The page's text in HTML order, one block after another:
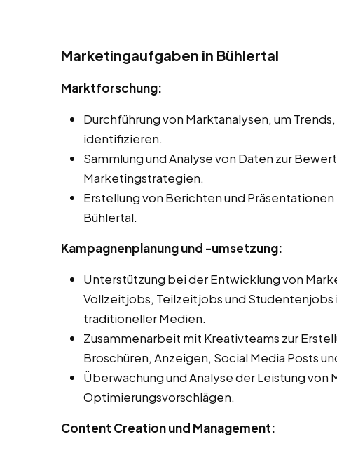
Marketingaufgaben in Bühlertal
Marktforschung:
Durchführung von Marktanalysen, um
identifizieren.
Sammlung und Analyse von Daten zur
Marketingstrategien.
Erstellung von Berichten und
Bühlertal.
Kampagnenplanung und -umsetzung:
Unterstützung bei der Entwicklung von
Vollzeitjobs, Teilzeitjobs und Studentenjobs
traditioneller Medien.
Zusammenarbeit mit Kreativteams zur
Broschüren, Anzeigen, Social Media Posts
Überwachung und Analyse der Leistung
Optimierungsvorschlägen.
Content Creation und Management: